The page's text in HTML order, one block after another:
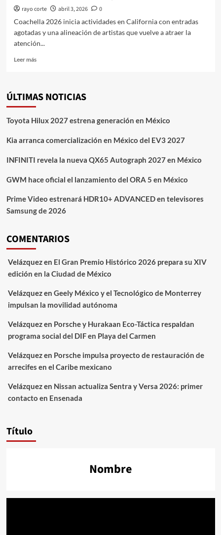
rayo corte abril 3, 2026
0
Coachella 2026 inicia actividades en California con entradas
agotadas y una alineación de artistas que vuelve a atraer la
atención...
Leer másLeer
2026
redefine
espectáculo
vivo
ÚLTIMAS NOTICIAS
Toyota Hilux 2027 estrena generación en México
Kia arranca comercialización en México del EV3 2027
INFINITI revela la nueva QX65 Autograph 2027 en México
GWM hace oficial el lanzamiento del ORA 5 en México
Prime Video estrenará HDR10+ ADVANCED en televisores
Samsung de 2026
COMENTARIOS
Velázquezen El Gran Premio Histórico 2026 prepara su XIV
edición en la Ciudad de México
Velázquezen Geely México y el Tecnológico de Monterrey
impulsan la movilidad autónoma
Velázquezen Porsche y Hurakaan Eco-Táctica respaldan
programa social del DIF en Playa del Carmen
Velázquezen Porsche impulsa proyecto de restauración de
arrecifes en el Caribe mexicano
Velázquezen Nissan actualiza Sentra y Versa 2026: primer
contacto en Ensenada
Título
Nombre